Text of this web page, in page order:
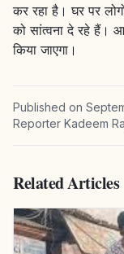
कर रहा है। घर पर
को सांत्वना दे रहे हैं।
किया जाएगा।
Published on
Reporter Kadeem
Related Articles